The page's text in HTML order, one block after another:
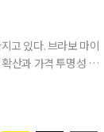
태에 맞춘 샤워 타
고 있다. 브라보 마이
산과 가격 투명성 문